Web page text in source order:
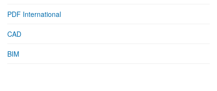
PDF International
CAD
BIM